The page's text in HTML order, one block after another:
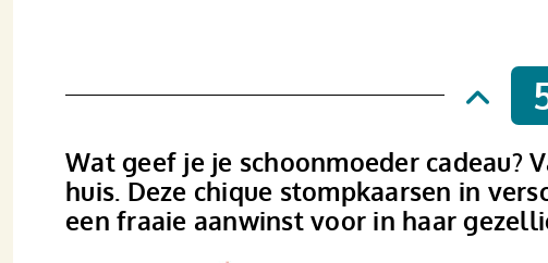
Wat geef je je schoonmoeder cadeau?
huis. Deze chique stompkaarsen in
een fraaie aanwinst voor in haar